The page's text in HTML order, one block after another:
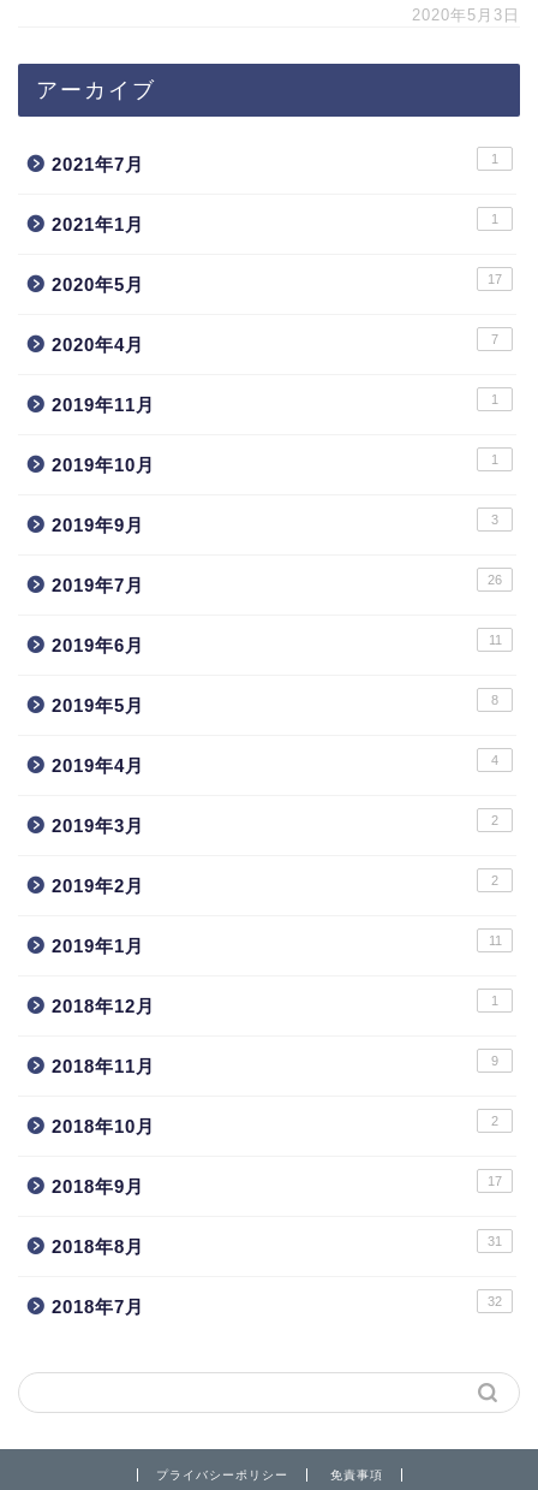
2020年5月3日
アーカイブ
2021年7月 1
2021年1月 1
2020年5月 17
2020年4月 7
2019年11月 1
2019年10月 1
2019年9月 3
2019年7月 26
2019年6月 11
2019年5月 8
2019年4月 4
2019年3月 2
2019年2月 2
2019年1月 11
2018年12月 1
2018年11月 9
2018年10月 2
2018年9月 17
2018年8月 31
2018年7月 32
プライバシーポリシー 免責事項